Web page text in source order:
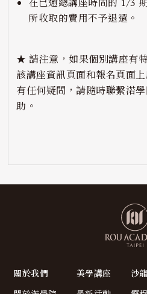
所收取的費用不予退還。
★ 請注意，如果個別講座有
該講座資訊頁面和報名頁面
有任何疑問，請隨時聯繫渃
助。
關於我們
美學講座
沙